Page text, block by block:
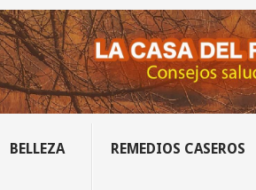
BELLEZA REMEDIOS CASEROS